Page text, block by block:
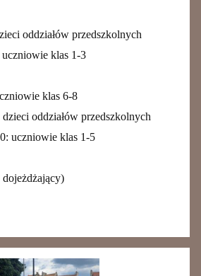
oddziałów przedszkolnych
klas 1-3
klas 6-8
oddziałów przedszkolnych
uczniowie klas 1-5